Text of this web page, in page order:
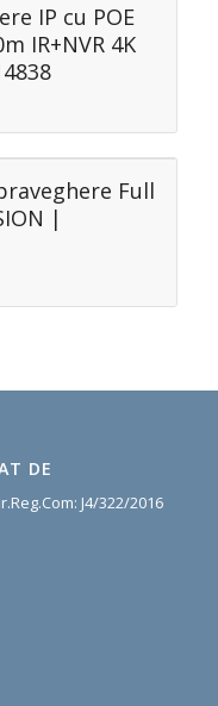
IP cu POE
IR+NVR 4K
Full
|
DE
J4/322/2016